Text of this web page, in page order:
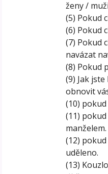
ženy /
(5) Pokud
(6) Pokud
(7) Pokud
navázat
(8) Pokud
(9) Jak
obnovit
(10)
(11)
manželem.
(12)
uděleno.
(13)